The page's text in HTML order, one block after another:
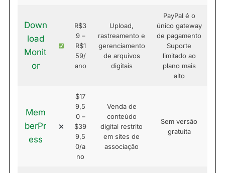
Down
load
Monit
or
R$3
9 –
R$1
59/
ano
Upload,
rastreamento e
gerenciamento
de arquivos
digitais
PayPal é o
único gateway
de pagamento
Suporte
limitado ao
plano mais
alto
Mem
berPr
ess
$17
9,5
0 –
$39
9,5
0/a
no
Venda de
conteúdo
digital restrito
em sites de
associação
Sem versão
gratuita